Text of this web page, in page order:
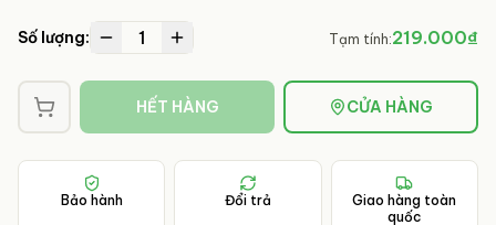
Số lượng: 1 Tạm tính:219.000₫
HẾT HÀNG CỬA HÀNG
Bảo hành Đổi trả
Giao hàng toàn
quốc